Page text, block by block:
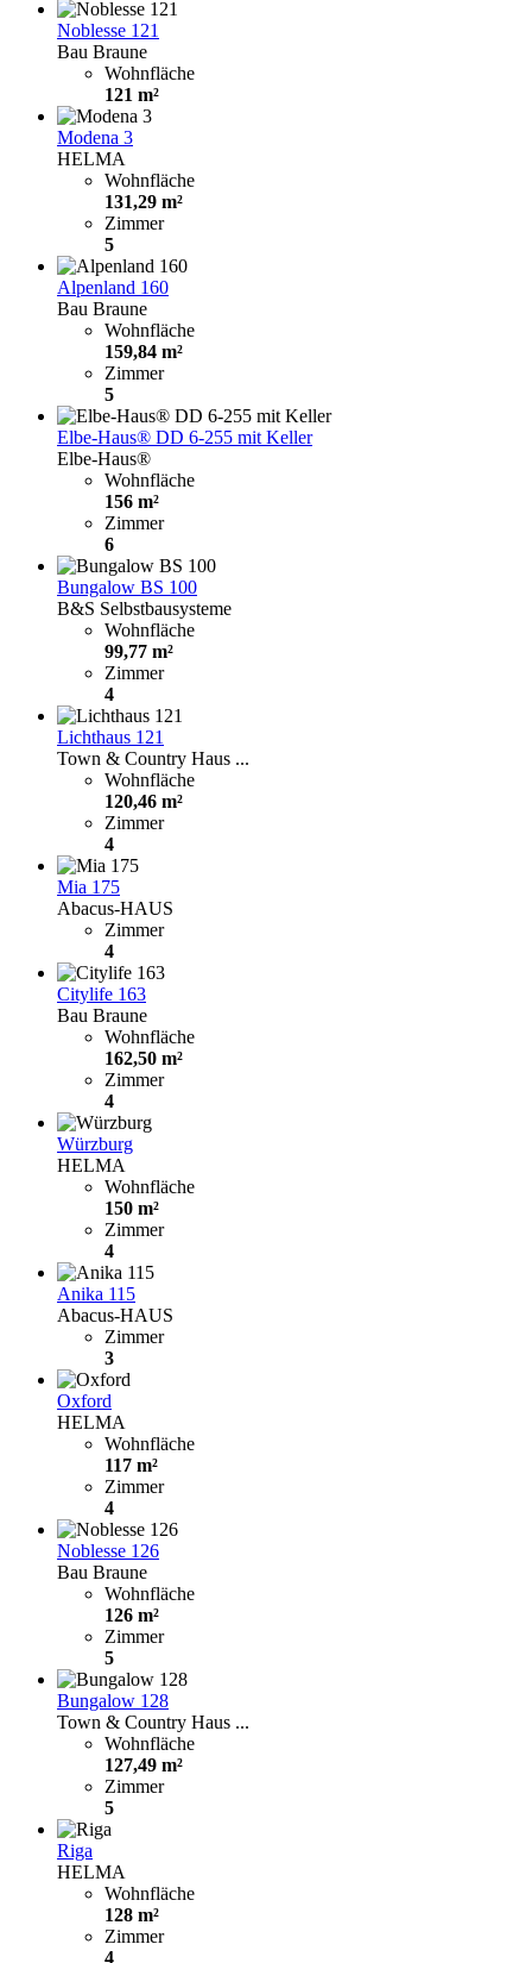
Noblesse 121
Bau Braune
Wohnfläche
121 m²
Modena 3
HELMA
Wohnfläche
131,29 m²
Zimmer
5
Alpenland 160
Bau Braune
Wohnfläche
159,84 m²
Zimmer
5
Elbe-Haus® DD 6-255 mit Keller
Elbe-Haus®
Wohnfläche
156 m²
Zimmer
6
Bungalow BS 100
B&S Selbstbausysteme
Wohnfläche
99,77 m²
Zimmer
4
Lichthaus 121
Town & Country Haus ...
Wohnfläche
120,46 m²
Zimmer
4
Mia 175
Abacus-HAUS
Zimmer
4
Citylife 163
Bau Braune
Wohnfläche
162,50 m²
Zimmer
4
Würzburg
HELMA
Wohnfläche
150 m²
Zimmer
4
Anika 115
Abacus-HAUS
Zimmer
3
Oxford
HELMA
Wohnfläche
117 m²
Zimmer
4
Noblesse 126
Bau Braune
Wohnfläche
126 m²
Zimmer
5
Bungalow 128
Town & Country Haus ...
Wohnfläche
127,49 m²
Zimmer
5
Riga
HELMA
Wohnfläche
128 m²
Zimmer
4